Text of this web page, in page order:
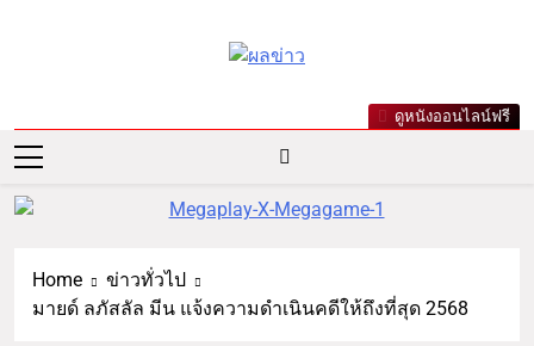
ผลข่าว.com
เกาะกระแสดารา ข่าวกีฬารอบ
โลก เลขเด็ดหวยดัง ตรวจหวย
ดูหนังออนไลน์ฟรี
Home
ข่าวทั่วไป
มายด์ ลภัสลัล มีน แจ้งความดำเนินคดีให้ถึงที่สุด 2568